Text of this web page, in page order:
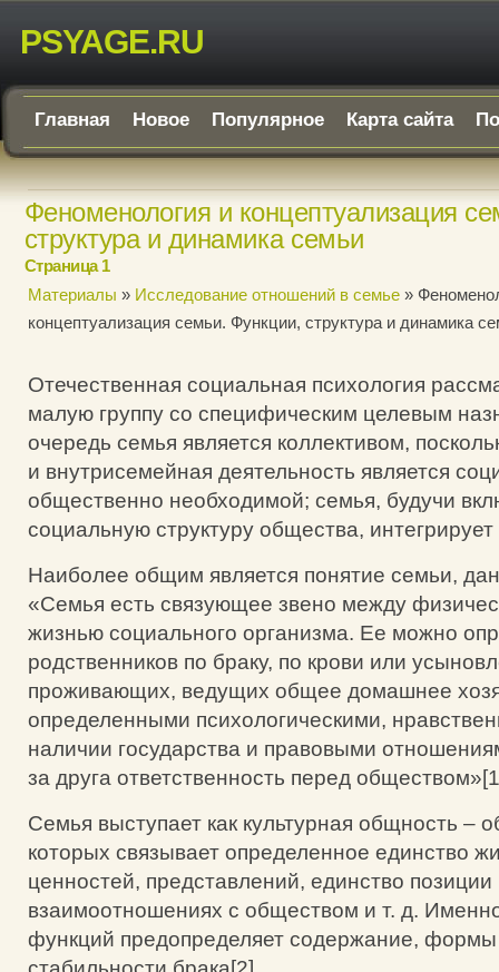
PSYAGE.RU
Главная Новое Популярное Карта сайта
Феноменология и концептуализация
структура и динамика семьи
Страница 1
Материалы » Исследование отношений в семье »
концептуализация семьи. Функции, структура и динамика
Отечественная социальная психология
малую группу со специфическим целевым
очередь семья является коллективом,
и внутрисемейная деятельность является
общественно необходимой; семья, будучи
социальную структуру общества,
Наиболее общим является понятие семьи,
«Семья есть связующее звено между
жизнью социального организма. Ее можно
родственников по браку, по крови или
проживающих, ведущих общее домашнее
определенными психологическими,
наличии государства и правовыми
за друга ответственность перед
Семья выступает как культурная общность –
которых связывает определенное единство
ценностей, представлений, единство позиции
взаимоотношениях с обществом и т. д.
функций предопределяет содержание, формы